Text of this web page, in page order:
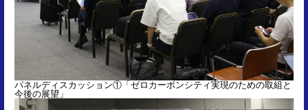
パネルディスカッション①「ゼロカーボンシティ実現のための取組と
今後の展望」